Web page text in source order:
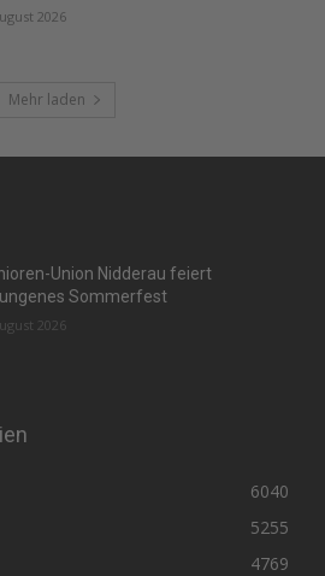
2026
Mehr laden
Union Nidderau feiert
Sommerfest
2026
6040
5255
4769